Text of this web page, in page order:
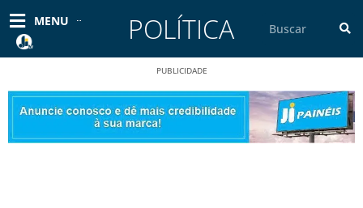
para
conteúdo
MENU POLÍTICA
PUBLICIDADE